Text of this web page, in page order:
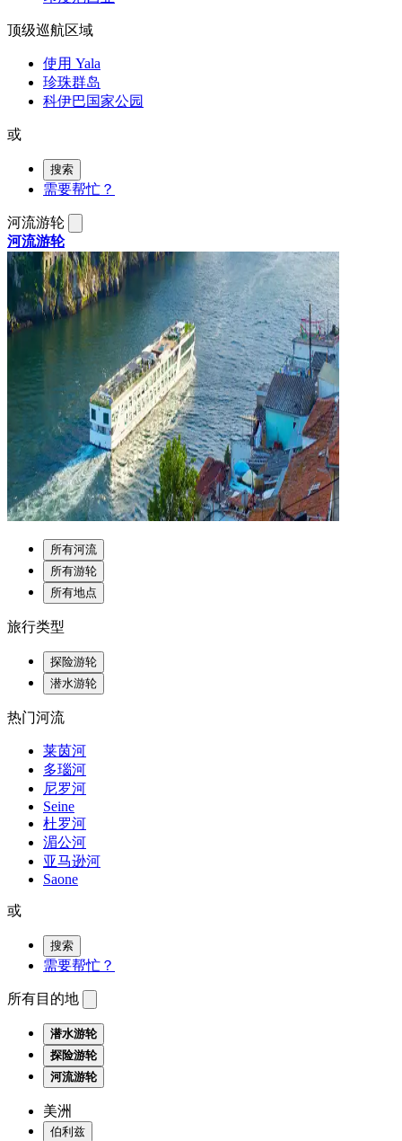
顶级巡航区域
使用 Yala
珍珠群岛
科伊巴国家公园
或
搜索
需要帮忙？
河流游轮
河流游轮
所有河流
所有游轮
所有地点
旅行类型
探险游轮
潜水游轮
热门河流
莱茵河
多瑙河
尼罗河
Seine
杜罗河
湄公河
亚马逊河
Saone
或
搜索
需要帮忙？
所有目的地
潜水游轮
探险游轮
河流游轮
美洲
伯利兹